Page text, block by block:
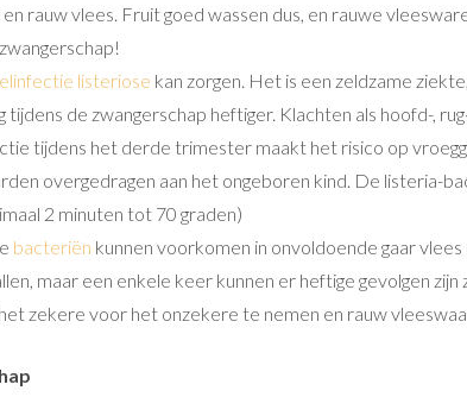
rauw vlees. Fruit goed wassen dus, en rauwe
listeriose kan zorgen. Het is een zeldzame
de zwangerschap heftiger. Klachten als hoofd-,
tijdens het derde trimester maakt het risico op
overgedragen aan het ongeboren kind. De listeria-
2 minuten tot 70 graden)
bacteriën kunnen voorkomen in onvoldoende gaar
maar een enkele keer kunnen er heftige gevolgen zijn
zekere voor het onzekere te nemen en rauw